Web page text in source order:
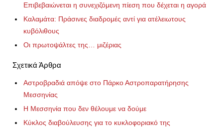
Επιβεβαιώνεται η συνεχιζόμενη πίεση που δέχεται η αγορά
Καλαμάτα: Πράσινες διαδρομές αντί για ατέλειωτους
κυβόλιθους
Οι πρωτοψάλτες της… μιζέριας
Σχετικά Άρθρα
Αστροβραδιά απόψε στο Πάρκο Αστροπαρατήρησης
Μεσσηνίας
Η Μεσσηνία που δεν θέλουμε να δούμε
Κύκλος διαβούλευσης για το κυκλοφοριακό της